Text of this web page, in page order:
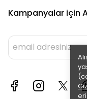
Kampanyalar için